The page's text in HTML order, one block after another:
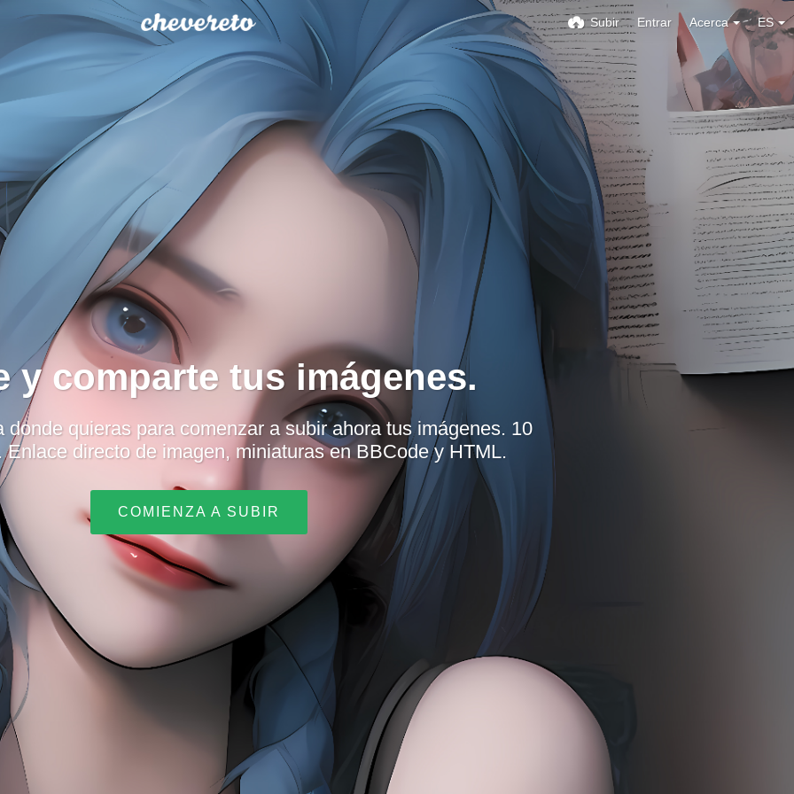
Subir Entrar Acerca ES
y comparte tus imágenes.
donde quieras para comenzar a subir ahora tus imágenes. 10
Enlace directo de imagen, miniaturas en BBCode y HTML.
COMIENZA A SUBIR